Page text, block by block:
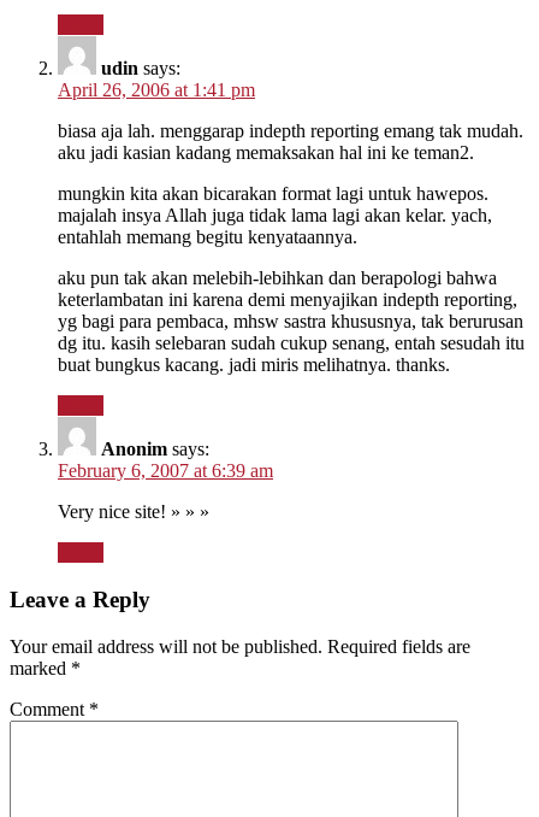
udin says:
April 26, 2006 at 1:41 pm
biasa aja lah. menggarap indepth reporting emang tak mudah.
aku jadi kasian kadang memaksakan hal ini ke teman2.
mungkin kita akan bicarakan format lagi untuk hawepos.
majalah insya Allah juga tidak lama lagi akan kelar. yach,
entahlah memang begitu kenyataannya.
aku pun tak akan melebih-lebihkan dan berapologi bahwa
keterlambatan ini karena demi menyajikan indepth reporting,
yg bagi para pembaca, mhsw sastra khususnya, tak berurusan
dg itu. kasih selebaran sudah cukup senang, entah sesudah itu
buat bungkus kacang. jadi miris melihatnya. thanks.
Anonim says:
February 6, 2007 at 6:39 am
Very nice site! » » »
Leave a Reply
Your email address will not be published. Required fields are
marked *
Comment *